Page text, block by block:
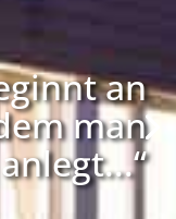
an
man